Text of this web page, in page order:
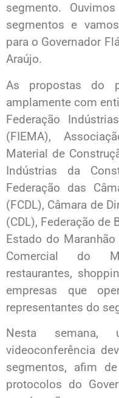
segmento.
segmentos e
para o Governador
Araújo.
As propostas do
amplamente com
Federação
(FIEMA),
Material de
Indústrias da
Federação das
(FCDL), Câmara de
(CDL), Federação de
Estado do Maranhão
Comercial do
restaurantes,
empresas que
representantes do
Nesta
videoconferência
segmentos, afim
protocolos do